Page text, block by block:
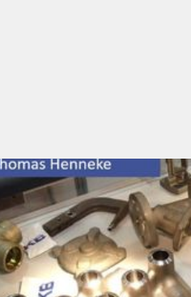
durch ihre
Engagement
von
die Arbeit
dass